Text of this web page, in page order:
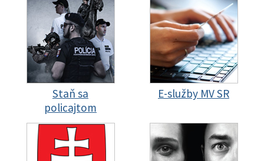
Staň sa
policajtom
E-služby MV SR